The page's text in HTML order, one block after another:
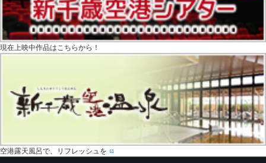
現在上映中作品はこちらから！
空港露天風呂で、リフレッシュを